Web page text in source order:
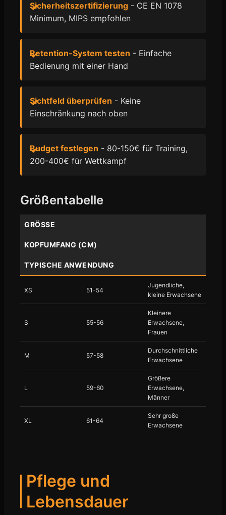
Sicherheitszertifizierung - CE EN 1078
Minimum, MIPS empfohlen
Retention-System testen - Einfache
Bedienung mit einer Hand
Sichtfeld überprüfen - Keine
Einschränkung nach oben
Budget festlegen - 80-150€ für Training,
200-400€ für Wettkampf
Größentabelle
GRÖSSE
KOPFUMFANG (CM)
TYPISCHE ANWENDUNG
XS 51-54
Jugendliche,
kleine Erwachsene
S 55-56
Kleinere
Erwachsene,
Frauen
M 57-58
Durchschnittliche
Erwachsene
L 59-60
Größere
Erwachsene,
Männer
XL 61-64
Sehr große
Erwachsene
Pflege und
Lebensdauer